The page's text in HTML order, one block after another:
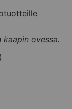
ovessa.